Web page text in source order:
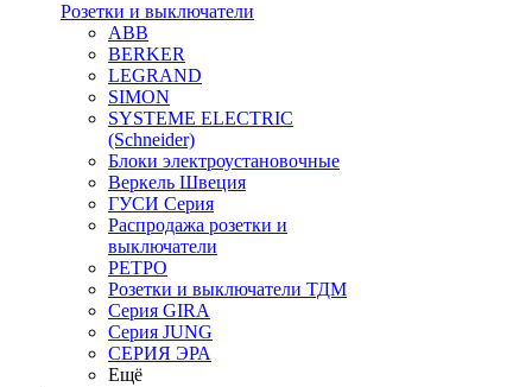
Розетки и выключатели
ABB
BERKER
LEGRAND
SIMON
SYSTEME ELECTRIC
(Schneider)
Блоки электроустановочные
Веркель Швеция
ГУСИ Серия
Распродажа розетки и
выключатели
РЕТРО
Розетки и выключатели ТДМ
Серия GIRA
Серия JUNG
СЕРИЯ ЭРА
Ещё